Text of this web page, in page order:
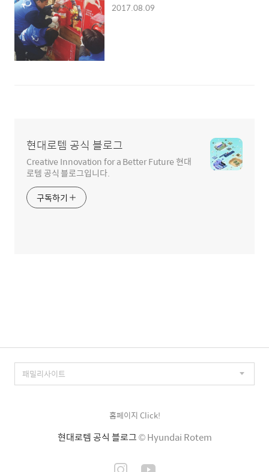
2017.08.09
현대로템 공식 블로그
Creative Innovation for a Better Future 현대
로템 공식 블로그입니다.
구독하기
홈페이지 Click!
현대로템 공식 블로그© Hyundai Rotem